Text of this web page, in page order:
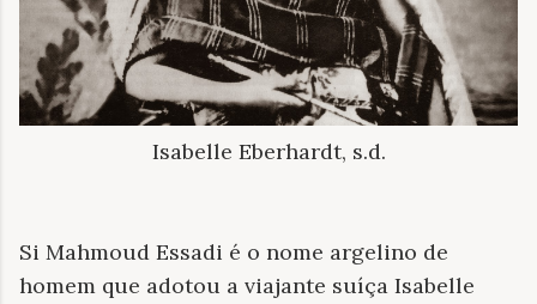
Isabelle Eberhardt, s.d.
Si Mahmoud Essadi é o nome argelino de
homem que adotou a viajante suíça Isabelle